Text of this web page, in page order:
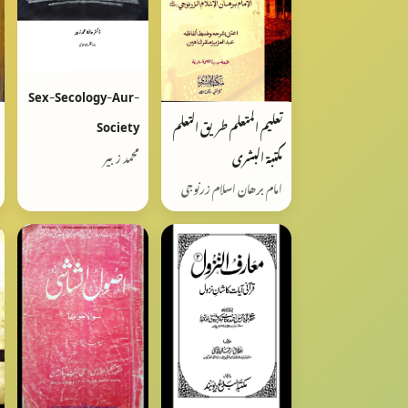
تعليم المتعلم طريق التعلم
مكتبة البشرى
امام برھان اسلام زرنوجی
Sex-Secology-Aur-
Society
محمد زبیر